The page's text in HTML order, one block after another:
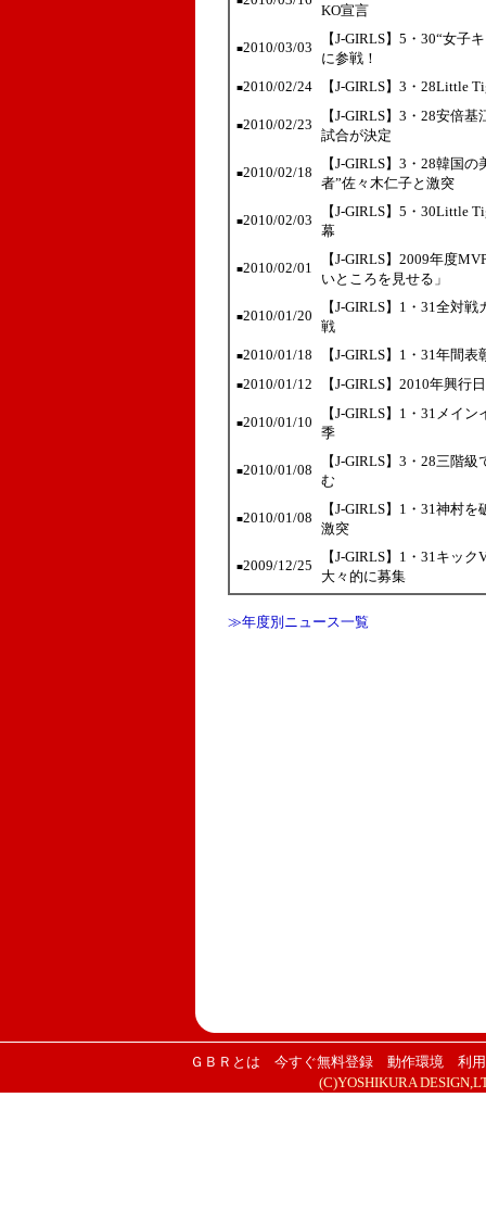
KO宣言
■2010/03/03
【J-GIRLS】5・30“女子
に参戦！
■2010/02/24 【J-GIRLS】3・28Little
■2010/02/23
【J-GIRLS】3・28安倍
試合が決定
■2010/02/18
【J-GIRLS】3・28韓国
者”佐々木仁子と激突
■2010/02/03
【J-GIRLS】5・30Little
幕
■2010/02/01
【J-GIRLS】2009年度
いところを見せる」
■2010/01/20
【J-GIRLS】1・31全対
戦
■2010/01/18 【J-GIRLS】1・31年間
■2010/01/12 【J-GIRLS】2010年興
■2010/01/10
【J-GIRLS】1・31メイ
季
■2010/01/08
【J-GIRLS】3・28三階
む
■2010/01/08
【J-GIRLS】1・31神村
激突
■2009/12/25
【J-GIRLS】1・31キッ
大々的に募集
≫年度別ニュース一覧
ＧＢＲとは 今すぐ無料登録 動作環境
利
(C)YOSHIKURA